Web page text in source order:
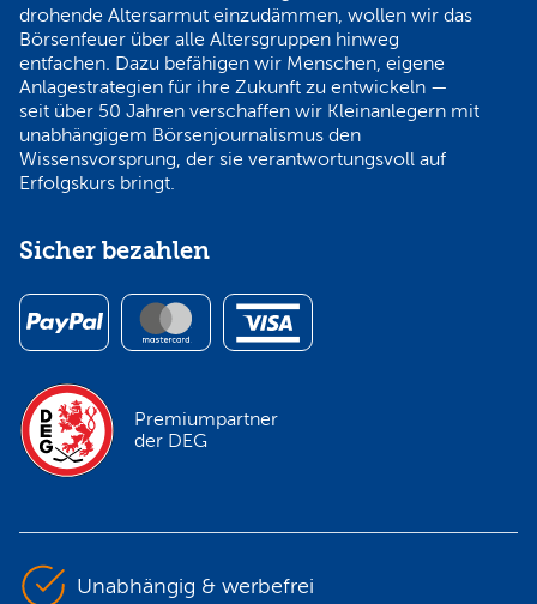
drohende Altersarmut einzudämmen, wollen wir das
Börsenfeuer über alle Altersgruppen hinweg
entfachen. Dazu befähigen wir Menschen, eigene
Anlagestrategien für ihre Zukunft zu entwickeln —
seit über 50 Jahren verschaffen wir Kleinanlegern mit
unabhängigem Börsenjournalismus den
Wissensvorsprung, der sie verantwortungsvoll auf
Erfolgskurs bringt.
Sicher bezahlen
Premiumpartner
der DEG
Unabhängig & werbefrei